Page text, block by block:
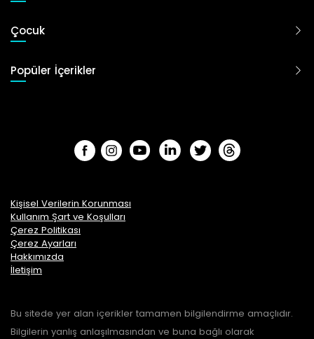
Çocuk
Popüler İçerikler
Kişisel Verilerin Korunması
Kullanım Şart ve Koşulları
Çerez Politikası
Çerez Ayarları
Hakkımızda
İletişim
Bu sitede yer alan içerikler tamamen bilgilendirme amaçlıdır.
Bilgilerin yanlış anlaşılmasından ve buna bağlı olarak